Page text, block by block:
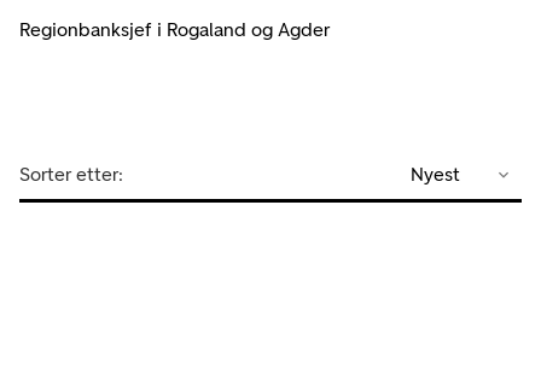
Regionbanksjef i Rogaland og Agder
Sorter etter: Nyest